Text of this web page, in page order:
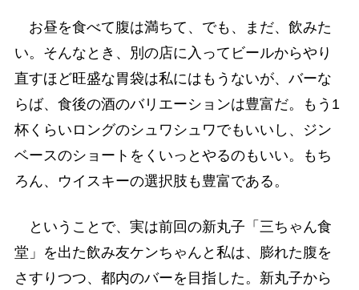
お昼を食べて腹は満ちて、でも、まだ、飲みた
い。そんなとき、別の店に入ってビールからやり
直すほど旺盛な胃袋は私にはもうないが、バーな
らば、食後の酒のバリエーションは豊富だ。もう1
杯くらいロングのシュワシュワでもいいし、ジン
ベースのショートをくいっとやるのもいい。もち
ろん、ウイスキーの選択肢も豊富である。
ということで、実は前回の新丸子「三ちゃん食
堂」を出た飲み友ケンちゃんと私は、膨れた腹を
さすりつつ、都内のバーを目指した。新丸子から